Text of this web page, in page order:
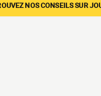
NOS CONSEILS SUR